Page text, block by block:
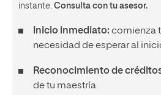
instante. Consulta con tu asesor.
Inicio inmediato: comienza
necesidad de esperar al
Reconocimiento de
de tu maestría.